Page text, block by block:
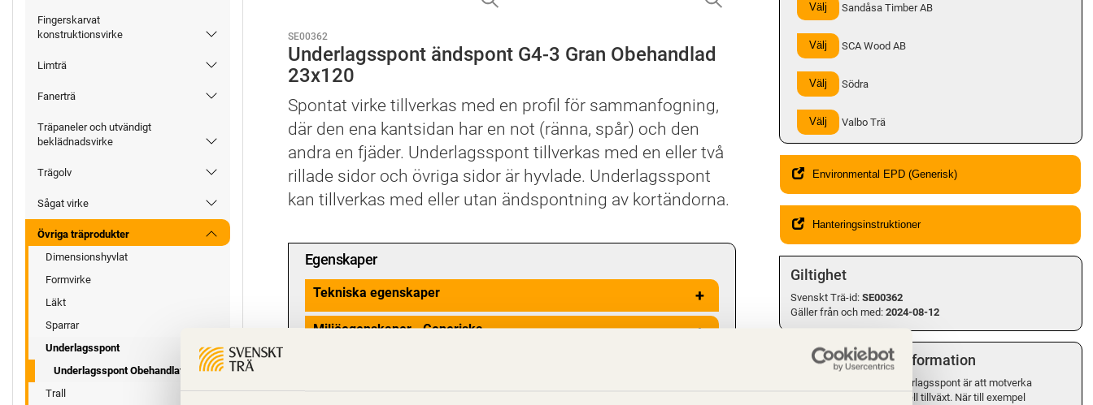
Fingerskarvat
konstruktionsvirke
Limträ
Fanerträ
Träpaneler och utvändigt
beklädnadsvirke
Trägolv
Sågat virke
Övriga träprodukter
Dimensionshyvlat
Formvirke
Läkt
Sparrar
Underlagsspont
Underlagsspont Obehandlat
Trall
SE00362
Underlagsspont ändspont G4-3 Gran Obehandlad
23x120
Spontat virke tillverkas med en profil för sammanfogning,
där den ena kantsidan har en not (ränna, spår) och den
andra en fjäder. Underlagsspont tillverkas med en eller två
rillade sidor och övriga sidor är hyvlade. Underlagsspont
kan tillverkas med eller utan ändspontning av kortändorna.
Egenskaper
Tekniska egenskaper +
Miljöegenskaper - Generiska +
Välj Sandåsa Timber AB
Välj SCA Wood AB
Välj Södra
Välj Valbo Trä
Environmental EPD (Generisk)
Hanteringsinstruktioner
Giltighet
Svenskt Trä-id: SE00362
Gäller från och med:2024-08-12
Kompletterande information
Syftet med rillning av underlagsspont är att motverka
missfärgning och mikrobiell tillväxt. När till exempel